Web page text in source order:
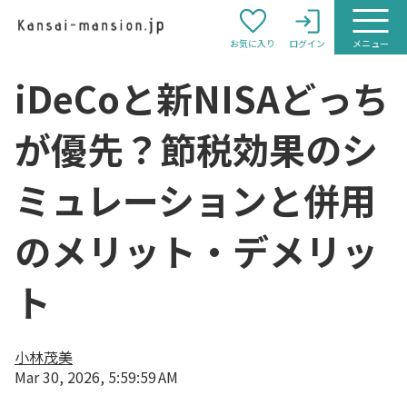
お気に入り ログイン メニュー
iDeCoと新NISAどっち
が優先？節税効果のシ
ミュレーションと併用
のメリット・デメリッ
ト
小林茂美
Mar 30, 2026, 5:59:59 AM